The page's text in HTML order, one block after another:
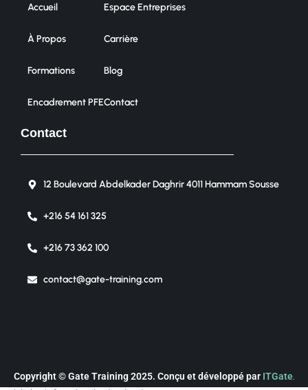
Accueil
À Propos
Formations
Encadrement PFE
Espace Entreprises
Carrière
Blog
Contact
Contact
12 Boulevard Abdelkader Daghrir 4011 Hammam Sousse
+216 54 161 325
+216 73 362 100
contact@gate-training.com
Copyright © Gate Training 2025. Conçu et développé par ITGate.